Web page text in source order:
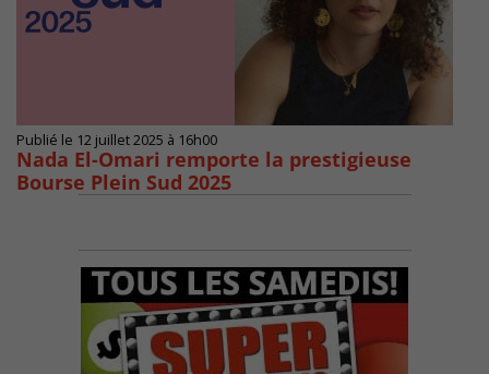
Publié le 12 juillet 2025 à 16h00
Nada El-Omari remporte la prestigieuse
Bourse Plein Sud 2025